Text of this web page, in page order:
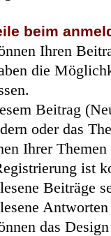
beim
Ihren
die
Beitrag
oder das
Ihrer
ist
Beiträge
das